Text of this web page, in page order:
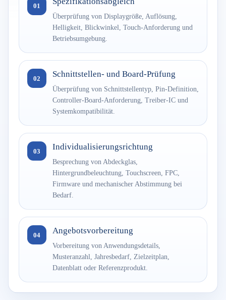
01
Überprüfung von Displaygröße, Auflösung,
Helligkeit, Blickwinkel, Touch-Anforderung und
Betriebsumgebung.
02 Schnittstellen- und Board-Prüfung
Überprüfung von Schnittstellentyp, Pin-Definition,
Controller-Board-Anforderung, Treiber-IC und
Systemkompatibilität.
03 Individualisierungsrichtung
Besprechung von Abdeckglas,
Hintergrundbeleuchtung, Touchscreen, FPC,
Firmware und mechanischer Abstimmung bei
Bedarf.
04 Angebotsvorbereitung
Vorbereitung von Anwendungsdetails,
Musteranzahl, Jahresbedarf, Zielzeitplan,
Datenblatt oder Referenzprodukt.